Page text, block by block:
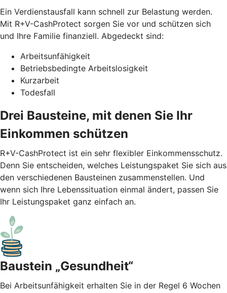
Ein Verdienstausfall kann schnell zur Belastung werden.
Mit R+V-CashProtect sorgen Sie vor und schützen sich
und Ihre Familie finanziell. Abgedeckt sind:
Arbeitsunfähigkeit
Betriebsbedingte Arbeitslosigkeit
Kurzarbeit
Todesfall
Drei Bausteine, mit denen Sie Ihr
Einkommen schützen
R+V-CashProtect ist ein sehr flexibler Einkommensschutz.
Denn Sie entscheiden, welches Leistungspaket Sie sich aus
den verschiedenen Bausteinen zusammenstellen. Und
wenn sich Ihre Lebenssituation einmal ändert, passen Sie
Ihr Leistungspaket ganz einfach an.
Baustein „Gesundheit“
Bei Arbeitsunfähigkeit erhalten Sie in der Regel 6 Wochen